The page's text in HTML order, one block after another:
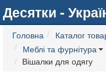
Десятки -
Головна Каталог
Меблі та фурнітура
Вішалки для одягу